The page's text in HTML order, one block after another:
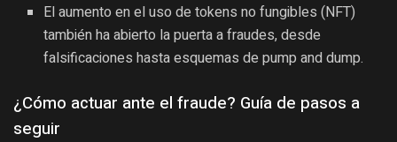
El aumento en el uso de tokens no fungibles (NFT)
también ha abierto la puerta a fraudes, desde
falsificaciones hasta esquemas de pump and dump.
¿Cómo actuar ante el fraude? Guía de pasos a
seguir